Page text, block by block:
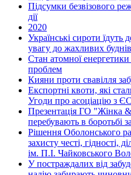
Підсумки безвізового
дії
2020
Українські сироти
увагу до жахливих буднів
Стан атомної
проблем
Кияни проти свавілля
Експортні квоти, які
Угоди про асоціацію з ЄС
Презентація ГО "Жінка
перебувають в боротьбі
Рішення Оболонського
захисту честі, гідності,
ім. П.І. Чайковського
У постраждалих від